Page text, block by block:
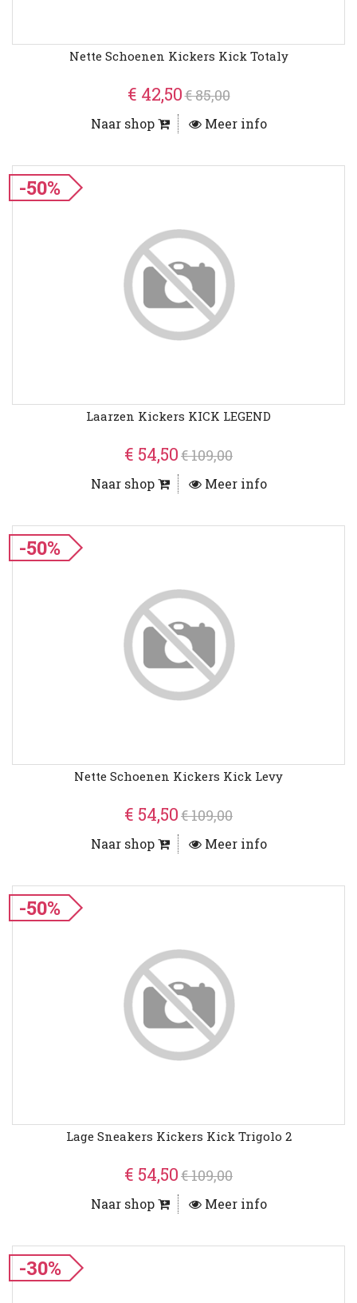
Nette Schoenen Kickers Kick Totaly
€ 42,50€ 85,00
Naar shop Meer info
-50%
Laarzen Kickers KICK LEGEND
€ 54,50€ 109,00
Naar shop Meer info
-50%
Nette Schoenen Kickers Kick Levy
€ 54,50€ 109,00
Naar shop Meer info
-50%
Lage Sneakers Kickers Kick Trigolo 2
€ 54,50€ 109,00
Naar shop Meer info
-30%